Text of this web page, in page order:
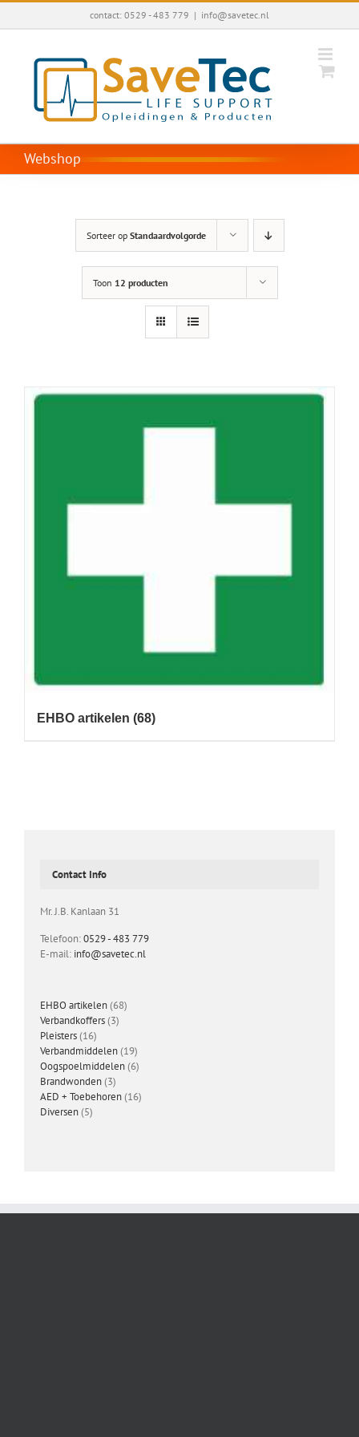
Ga
contact: 0529 - 483 779 | info@savetec.nl
Webshop
Sorteer op Standaardvolgorde
Toon 12 producten
EHBO artikelen (68)
Contact Info
Mr. J.B. Kanlaan 31
Telefoon:0529 - 483 779
E-mail: info@savetec.nl
EHBO artikelen 6868
Verbandkoffers 33
Pleisters 1616
producten
Verbandmiddelen 1919
producten
Oogspoelmiddelen 66
Brandwonden 33
producten
AED + Toebehoren 1616
Diversen 55